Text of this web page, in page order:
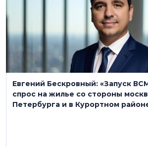
Евгений Бескровный: «Запуск
спрос на жилье со стороны
Петербурга и в Курортном